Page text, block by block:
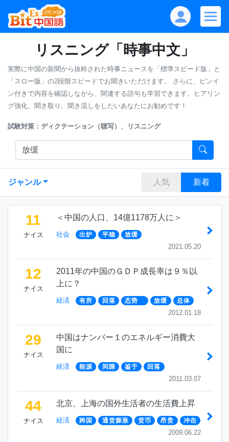
リスニング「時事中文」
実際に中国の新聞から抜粋された時事ニュースを「標準スピード版」と
「スロー版」の2段階スピードでお聞きいただけます。
さらに、ピンイ
ン付きで内容を確認しながら、関連する語句も学習できます。ヒアリン
グ強化、聞き取り、聞き流しをしたいあなたにお勧めです！
試験対策：ディクテーション（聴写）、リスニング
ジャンル 人気 新着
11
ナイス
＜中国の人口、14億1178万人に＞
社会 出炉 平稳 放缓
2021.05.20
12
ナイス
2011年の中国のＧＤＰ成長率は９％以
上に？
経済 有所 回落 态势 放缓 总体
2012.01.18
29
ナイス
中国はナンバー１のエネルギー消費大
国に
経済 能源 间隙 鉴于 回落
2011.03.07
44
ナイス
北京、上海の国外生活者の生活費上昇
経済 跨国 通货膨胀 货币 昂贵 冲击
2009.06.22